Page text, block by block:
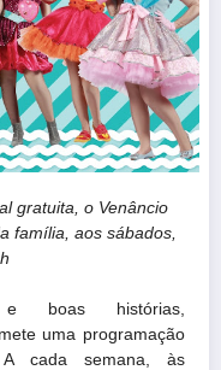
gratuita, o Venâncio
família, aos sábados,
boas histórias,
uma programação
cada semana, às